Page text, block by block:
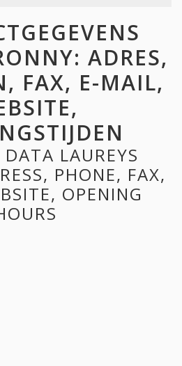
ADRES,
FAX, E-MAIL,
LAUREYS
PHONE, FAX,
OPENING